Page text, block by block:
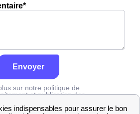
Envoyer
sur notre politique de
et publication des